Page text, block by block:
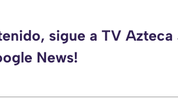
sigue a TV Azteca
News!